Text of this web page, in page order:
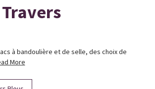
à bandoulière et de selle, des choix de
More